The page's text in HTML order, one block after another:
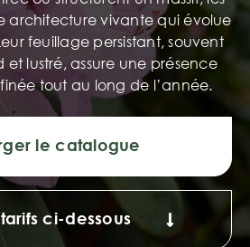
architecture vivante qui évolue
feuillage persistant, souvent
et lustré, assure une présence
tout au long de l’année.
le catalogue
ci-dessous